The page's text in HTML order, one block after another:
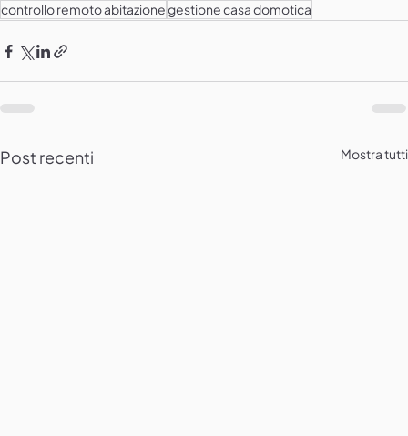
controllo remoto abitazionegestione casa domotica
Post recenti Mostra tutti